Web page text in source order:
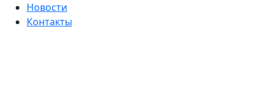
Новости
Контакты